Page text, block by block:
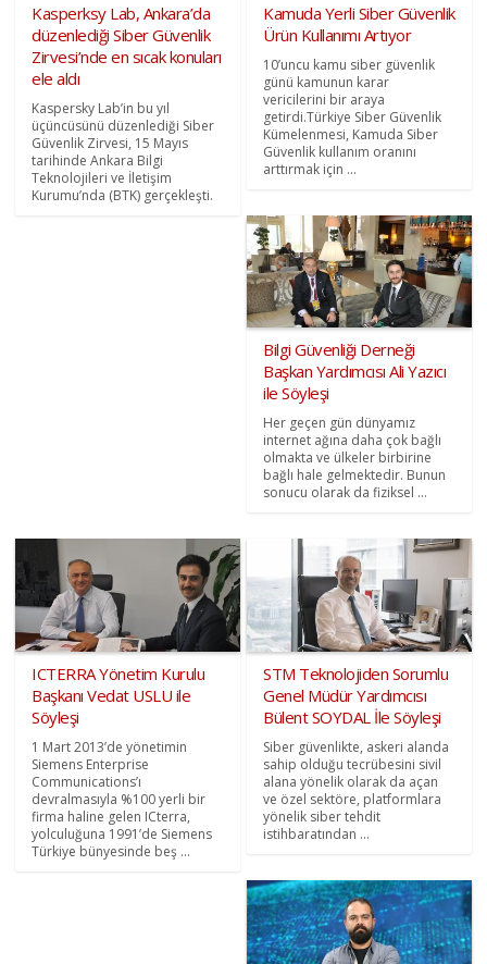
Kasperksy Lab, Ankara’da
düzenlediği Siber Güvenlik
Zirvesi’nde en sıcak konuları
ele aldı
Kaspersky Lab’in bu yıl
üçüncüsünü düzenlediği Siber
Güvenlik Zirvesi, 15 Mayıs
tarihinde Ankara Bilgi
Teknolojileri ve İletişim
Kurumu’nda (BTK) gerçekleşti.
Kamuda Yerli Siber Güvenlik
Ürün Kullanımı Artıyor
10’uncu kamu siber güvenlik
günü kamunun karar
vericilerini bir araya
getirdi.Türkiye Siber Güvenlik
Kümelenmesi, Kamuda Siber
Güvenlik kullanım oranını
arttırmak için ...
Bilgi Güvenliği Derneği
Başkan Yardımcısı Ali Yazıcı
ile Söyleşi
Her geçen gün dünyamız
internet ağına daha çok bağlı
olmakta ve ülkeler birbirine
bağlı hale gelmektedir. Bunun
sonucu olarak da fiziksel ...
ICTERRA Yönetim Kurulu
Başkanı Vedat USLU ile
Söyleşi
1 Mart 2013’de yönetimin
Siemens Enterprise
Communications’ı
devralmasıyla %100 yerli bir
firma haline gelen ICterra,
yolculuğuna 1991’de Siemens
Türkiye bünyesinde beş ...
STM Teknolojiden Sorumlu
Genel Müdür Yardımcısı
Bülent SOYDAL İle Söyleşi
Siber güvenlikte, askeri alanda
sahip olduğu tecrübesini sivil
alana yönelik olarak da açan
ve özel sektöre, platformlara
yönelik siber tehdit
istihbaratından ...